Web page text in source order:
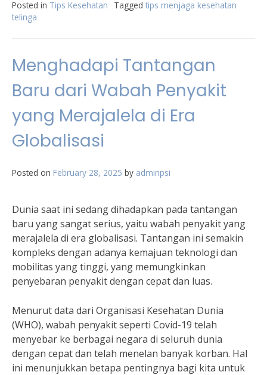
Posted in Tips Kesehatan Tagged tips menjaga kesehatan
telinga
Menghadapi Tantangan
Baru dari Wabah Penyakit
yang Merajalela di Era
Globalisasi
Posted on February 28, 2025 by adminpsi
Dunia saat ini sedang dihadapkan pada tantangan
baru yang sangat serius, yaitu wabah penyakit yang
merajalela di era globalisasi. Tantangan ini semakin
kompleks dengan adanya kemajuan teknologi dan
mobilitas yang tinggi, yang memungkinkan
penyebaran penyakit dengan cepat dan luas.
Menurut data dari Organisasi Kesehatan Dunia
(WHO), wabah penyakit seperti Covid-19 telah
menyebar ke berbagai negara di seluruh dunia
dengan cepat dan telah menelan banyak korban. Hal
ini menunjukkan betapa pentingnya bagi kita untuk